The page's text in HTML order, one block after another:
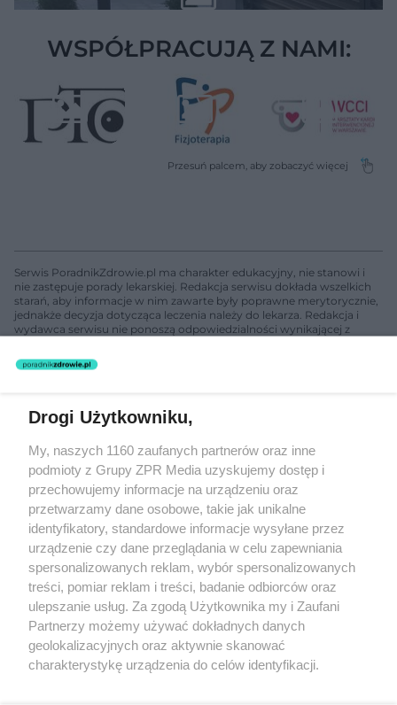
WSPÓŁPRACUJĄ Z NAMI:
Serwis PoradnikZdrowie.pl ma charakter edukacyjny, nie stanowi i
nie zastępuje porady lekarskiej. Redakcja serwisu dokłada wszelkich
starań, aby informacje w nim zawarte były poprawne merytorycznie,
jednakże decyzja dotycząca leczenia należy do lekarza. Redakcja i
wydawca serwisu nie ponoszą odpowiedzialności wynikającej z
nie prowadzi działalności leczniczej polegającej na udzielaniu
świadczeń zdrowotnych w rozumieniu art. 3 ust 1 ustawy o
Żaden utwór zamieszczony w serwisie nie może być powielany i
rozpowszechniany lub dalej rozpowszechniany w jakikolwiek sposób
(w tym także elektroniczny lub mechaniczny) na jakimkolwiek polu
eksploatacji w jakiejkolwiek formie, włącznie z umieszczaniem w
Internecie bez pisemnej zgody właściciela praw. Jakiekolwiek użycie
lub wykorzystanie utworów w całości lub w części z naruszeniem
prawa, tzn. bez właściwej zgody, jest zabronione pod groźbą kary i
może być ścigane prawnie.
O nas
Drogi Użytkowniku,
My, naszych 1160 zaufanych partnerów oraz inne
podmioty z Grupy ZPR Media uzyskujemy dostęp i
przechowujemy informacje na urządzeniu oraz
przetwarzamy dane osobowe, takie jak unikalne
identyfikatory, standardowe informacje wysyłane przez
urządzenie czy dane przeglądania w celu zapewniania
spersonalizowanych reklam, wybór spersonalizowanych
treści, pomiar reklam i treści, badanie odbiorców oraz
ulepszanie usług. Za zgodą Użytkownika my i Zaufani
Partnerzy możemy używać dokładnych danych
geolokalizacyjnych oraz aktywnie skanować
charakterystykę urządzenia do celów identyfikacji.